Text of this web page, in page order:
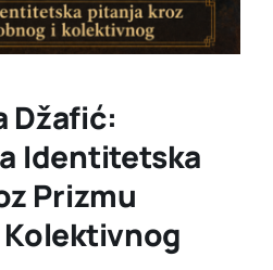
Džafić:
Identitetska
Prizmu